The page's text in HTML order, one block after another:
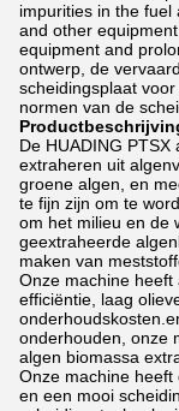
impurities in the
and other
equipment and
ontwerp, de
scheidingsplaat
normen van de
De HUADING
extraheren uit
groene algen, en
te fijn zijn om te
om het milieu en de
geextraheerde
maken van
Onze machine
efficiëntie, laag
onderhouden, onze
algen biomassa
Onze machine
en een mooi